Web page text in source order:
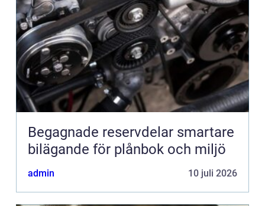
Begagnade reservdelar smartare
bilägande för plånbok och miljö
admin 10 juli 2026